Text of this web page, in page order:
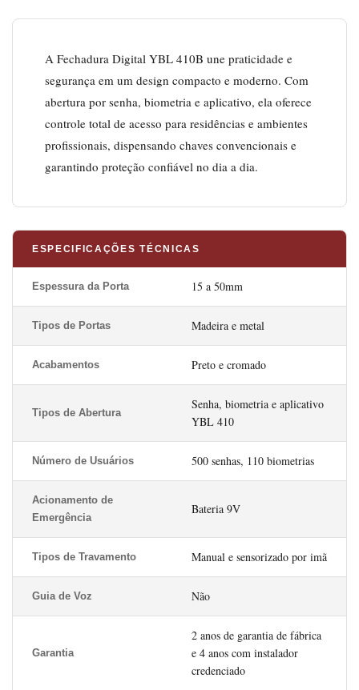
A Fechadura Digital YBL 410B une praticidade e
segurança em um design compacto e moderno. Com
abertura por senha, biometria e aplicativo, ela oferece
controle total de acesso para residências e ambientes
profissionais, dispensando chaves convencionais e
garantindo proteção confiável no dia a dia.
ESPECIFICAÇÕES TÉCNICAS
Espessura da Porta 15 a 50mm
Tipos de Portas Madeira e metal
Acabamentos Preto e cromado
Tipos de Abertura
Senha, biometria e aplicativo
YBL 410
Número de Usuários 500 senhas, 110 biometrias
Acionamento de
Emergência
Bateria 9V
Tipos de Travamento Manual e sensorizado por imã
Guia de Voz Não
Garantia
2 anos de garantia de fábrica
e 4 anos com instalador
credenciado